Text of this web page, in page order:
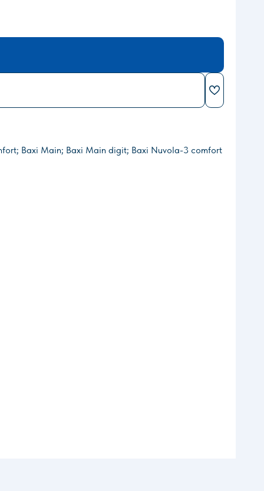
Baxi Main; Baxi Main digit; Baxi Nuvola-3 comfort